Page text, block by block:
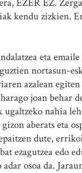
EZER EZ.
kendu zizkien.
eta
nortasun-
azalean
joan behar
nahia
aberats eta
dute,
ezagutzea edo
osoa da.